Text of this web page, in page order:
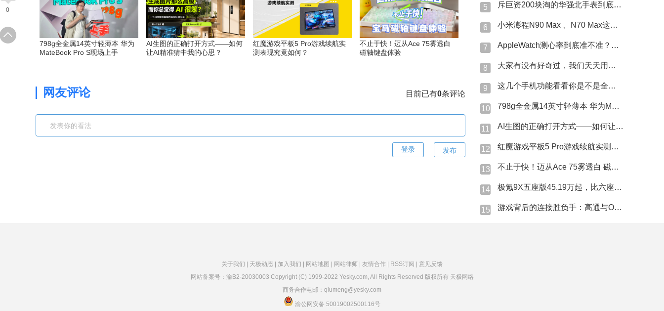
0
798g全金属14英寸轻薄本 华为
MateBook Pro S现场上手
AI生图的正确打开方式——如何
让AI精准猜中我的心思？
红魔游戏平板5 Pro游戏续航实
测表现究竟如何？
不止于快！迈从Ace 75雾透白
磁轴键盘体验
网友评论 目前已有0条评论
发布
5 斥巨资200块淘的华强北手表到底跟7000的果子差哪了？
6 小米澎程N90 Max 、N70 Max这次藏得可太深了！
7 AppleWatch测心率到底准不准？今天咱们直接上硬贷！
8 大家有没有好奇过，我们天天用的蓝牙名字是怎么来的？
9 这几个手机功能看看你是不是全程吃灰→
10 798g全金属14英寸轻薄本 华为MateBook Pro S现场上手
11 AI生图的正确打开方式——如何让AI精准猜中我的心思？
12 红魔游戏平板5 Pro游戏续航实测表现究竟如何？
13 不止于快！迈从Ace 75雾透白 磁轴键盘体验
14 极氪9X五座版45.19万起，比六座版便宜了1.4万？
15 游戏背后的连接胜负手：高通与OPPO做对了什么？
关于我们 | 天极动态 | 加入我们 | 网站地图 | 网站律师 | 友情合作 | RSS订阅 | 意见反馈
网站备案号： 渝B2-20030003 Copyright (C) 1999-2022 Yesky.com, All Rights Reserved 版权所有 天极网络
商务合作电邮：qiumeng@yesky.com
渝公网安备 50019002500116号